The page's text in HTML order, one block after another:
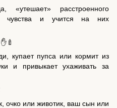
«утешает» расстроенного
чувства и учится на них
✋🍼
купает пупса или кормит из
и привыкает ухаживать за
очко или животик, ваш сын или